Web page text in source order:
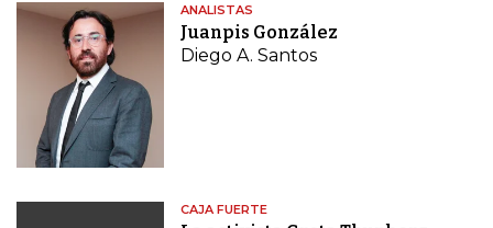
ANALISTAS
Juanpis González
Diego A. Santos
CAJA FUERTE